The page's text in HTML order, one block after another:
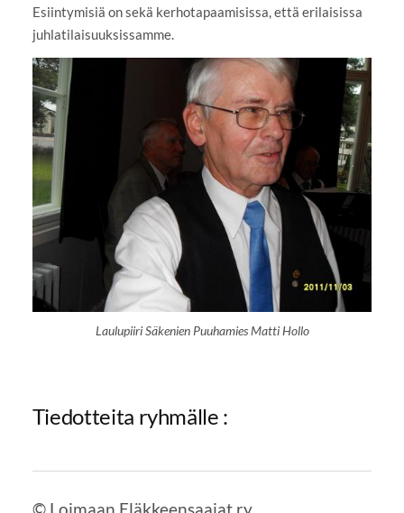
Esiintymisiä on sekä kerhotapaamisissa, että erilaisissa
juhlatilaisuuksissamme.
Laulupiiri Säkenien Puuhamies Matti Hollo
Tiedotteita ryhmälle :
© Loimaan Eläkkeensaajat ry